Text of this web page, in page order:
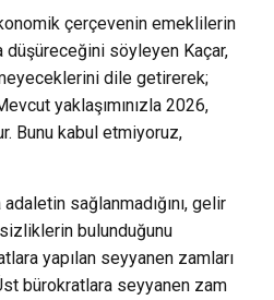
çerçevenin emeklilerin
söyleyen Kaçar,
dile getirerek;
yaklaşımınızla 2026,
Bunu kabul etmiyoruz,
adaletin sağlanmadığını, gelir
bulunduğunu
yapılan seyyanen zamları
bürokratlara seyyanen zam